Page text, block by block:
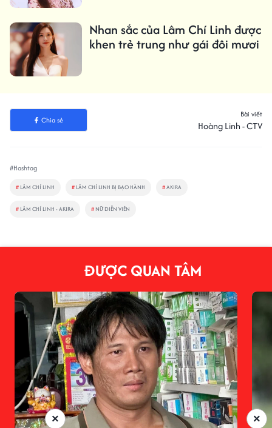
Nhan sắc của Lâm Chí Linh được
khen trẻ trung như gái đôi mươi
Chia sẻ
Bài viết
Hoàng Linh - CTV
#Hashtag
# LÂM CHÍ LINH # LÂM CHÍ LINH BỊ BẠO HÀNH #AKIRA
# LÂM CHÍ LINH - AKIRA # NỮ DIỄN VIÊN
ĐƯỢC QUAN TÂM
×
×